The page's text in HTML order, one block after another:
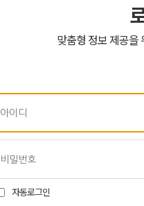
맞춤형 정보 제공을
자동로그인